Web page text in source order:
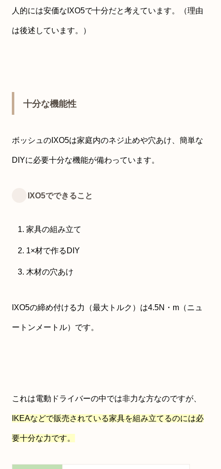
人的には安価なIXO5で十分だと考えています。（理由
は後述しています。）
十分な機能性
ボッシュのIXO5は家庭内のネジ止めや穴あけ、簡単な
DIYに必要十分な機能が備わっています。
IXO5でできること
家具の組み立て
1×材で作るDIY
木材の穴あけ
IXO5の締め付ける力（最大トルク）は4.5N・m（ニュ
ートンメートル）です。
これは電動ドライバーの中では非力な方なのですが、
IKEAなどで販売されている家具を組み立てるのには必
要十分な力です。